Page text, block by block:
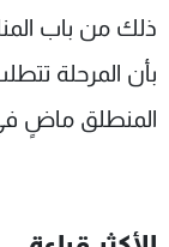
ذلك من باب
بأن المرحلة
المنطلق ماضٍ